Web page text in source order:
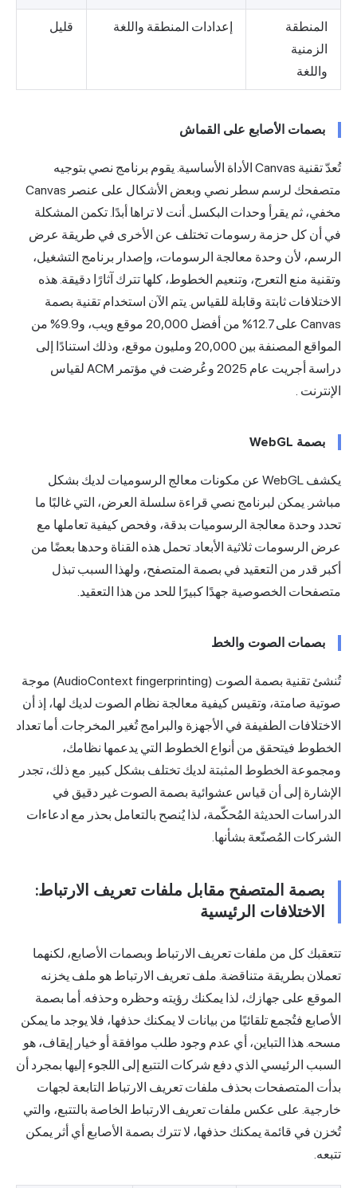
المنطقة
الزمنية
واللغة
إعدادات المنطقة واللغة قليل
بصمات الأصابع على القماش
تُعدّ تقنية Canvas الأداة الأساسية. يقوم برنامج نصي بتوجيه
متصفحك لرسم سطر نصي وبعض الأشكال على عنصر Canvas
مخفي، ثم يقرأ وحدات البكسل. أنت لا تراها أبدًا. تكمن المشكلة
في أن كل حزمة رسومات تختلف عن الأخرى في طريقة عرض
الرسم، لأن وحدة معالجة الرسومات، وإصدار برنامج التشغيل،
وتقنية منع التعرج، وتنعيم الخطوط، كلها تترك آثارًا دقيقة. هذه
الاختلافات ثابتة وقابلة للقياس. يتم الآن استخدام تقنية بصمة
Canvas على 12.7% من أفضل 20,000 موقع ويب، و9.9% من
المواقع المصنفة بين 20,000 ومليون موقع،
وذلك استنادًا إلى
دراسة أجريت عام 2025 وعُرضت في مؤتمر ACM لقياس
الإنترنت .
بصمة WebGL
يكشف WebGL عن مكونات معالج الرسوميات لديك بشكل
مباشر. يمكن لبرنامج نصي قراءة سلسلة العرض، التي غالبًا ما
تحدد وحدة معالجة الرسوميات بدقة، وفحص كيفية تعاملها مع
عرض الرسومات ثلاثية الأبعاد. تحمل هذه القناة وحدها بعضًا من
أكبر قدر من التعقيد في بصمة المتصفح، ولهذا السبب تبذل
متصفحات الخصوصية جهدًا كبيرًا للحد من هذا التعقيد.
بصمات الصوت والخط
تُنشئ تقنية بصمة الصوت (AudioContext fingerprinting) موجة
صوتية صامتة، وتقيس كيفية معالجة نظام الصوت لديك لها، إذ أن
الاختلافات الطفيفة في الأجهزة والبرامج تُغير المخرجات. أما تعداد
الخطوط فيتحقق من أنواع الخطوط التي يدعمها نظامك،
ومجموعة الخطوط المثبتة لديك تختلف بشكل كبير. مع ذلك، تجدر
الإشارة إلى أن قياس عشوائية بصمة الصوت غير دقيق في
الدراسات الحديثة المُحكّمة، لذا يُنصح بالتعامل بحذر مع ادعاءات
الشركات المُصنّعة بشأنها.
بصمة المتصفح مقابل ملفات تعريف الارتباط:
الاختلافات الرئيسية
تتعقبك كل من ملفات تعريف الارتباط وبصمات الأصابع، لكنهما
تعملان بطريقة متناقضة. ملف تعريف الارتباط هو ملف يخزنه
الموقع على جهازك، لذا يمكنك رؤيته وحظره وحذفه. أما بصمة
الأصابع فتُجمع تلقائيًا من بيانات لا يمكنك حذفها، فلا يوجد ما يمكن
مسحه. هذا التباين، أي عدم وجود طلب موافقة أو خيار إيقاف، هو
السبب الرئيسي الذي دفع شركات التتبع إلى اللجوء إليها بمجرد أن
بدأت المتصفحات بحذف ملفات تعريف الارتباط التابعة لجهات
خارجية. على عكس ملفات تعريف الارتباط الخاصة بالتتبع، والتي
تُخزن في قائمة يمكنك حذفها، لا تترك بصمة الأصابع أي أثر يمكن
تتبعه.